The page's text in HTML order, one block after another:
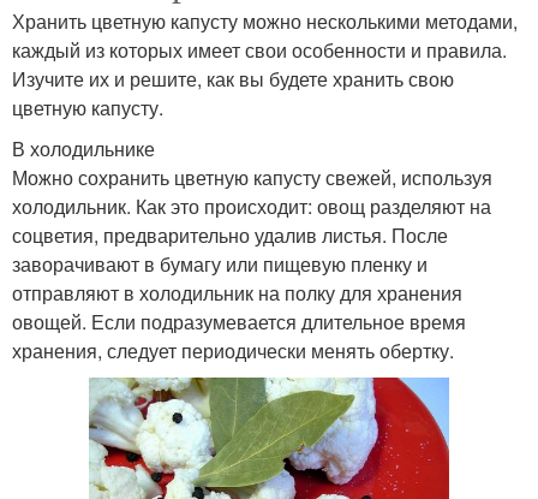
Хранить цветную капусту можно несколькими методами,
каждый из которых имеет свои особенности и правила.
Изучите их и решите, как вы будете хранить свою
цветную капусту.
В холодильнике
Можно сохранить цветную капусту свежей, используя
холодильник. Как это происходит: овощ разделяют на
соцветия, предварительно удалив листья. После
заворачивают в бумагу или пищевую пленку и
отправляют в холодильник на полку для хранения
овощей. Если подразумевается длительное время
хранения, следует периодически менять обертку.